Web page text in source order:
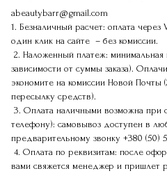
abeautybarr@gmail.com
1. Безналичный расчет: оплата через
один клик на сайте – без комиссии.
2. Наложенный платеж: минимальная
зависимости от суммы заказа).
экономите на комиссии Новой Почты
пересылку средств).
3. Оплата наличными возможна при
телефону): самовывоз доступен в
предварительному звонку +380 (50)
4. Оплата по реквизитам: после
вами свяжется менеджер и пришлет